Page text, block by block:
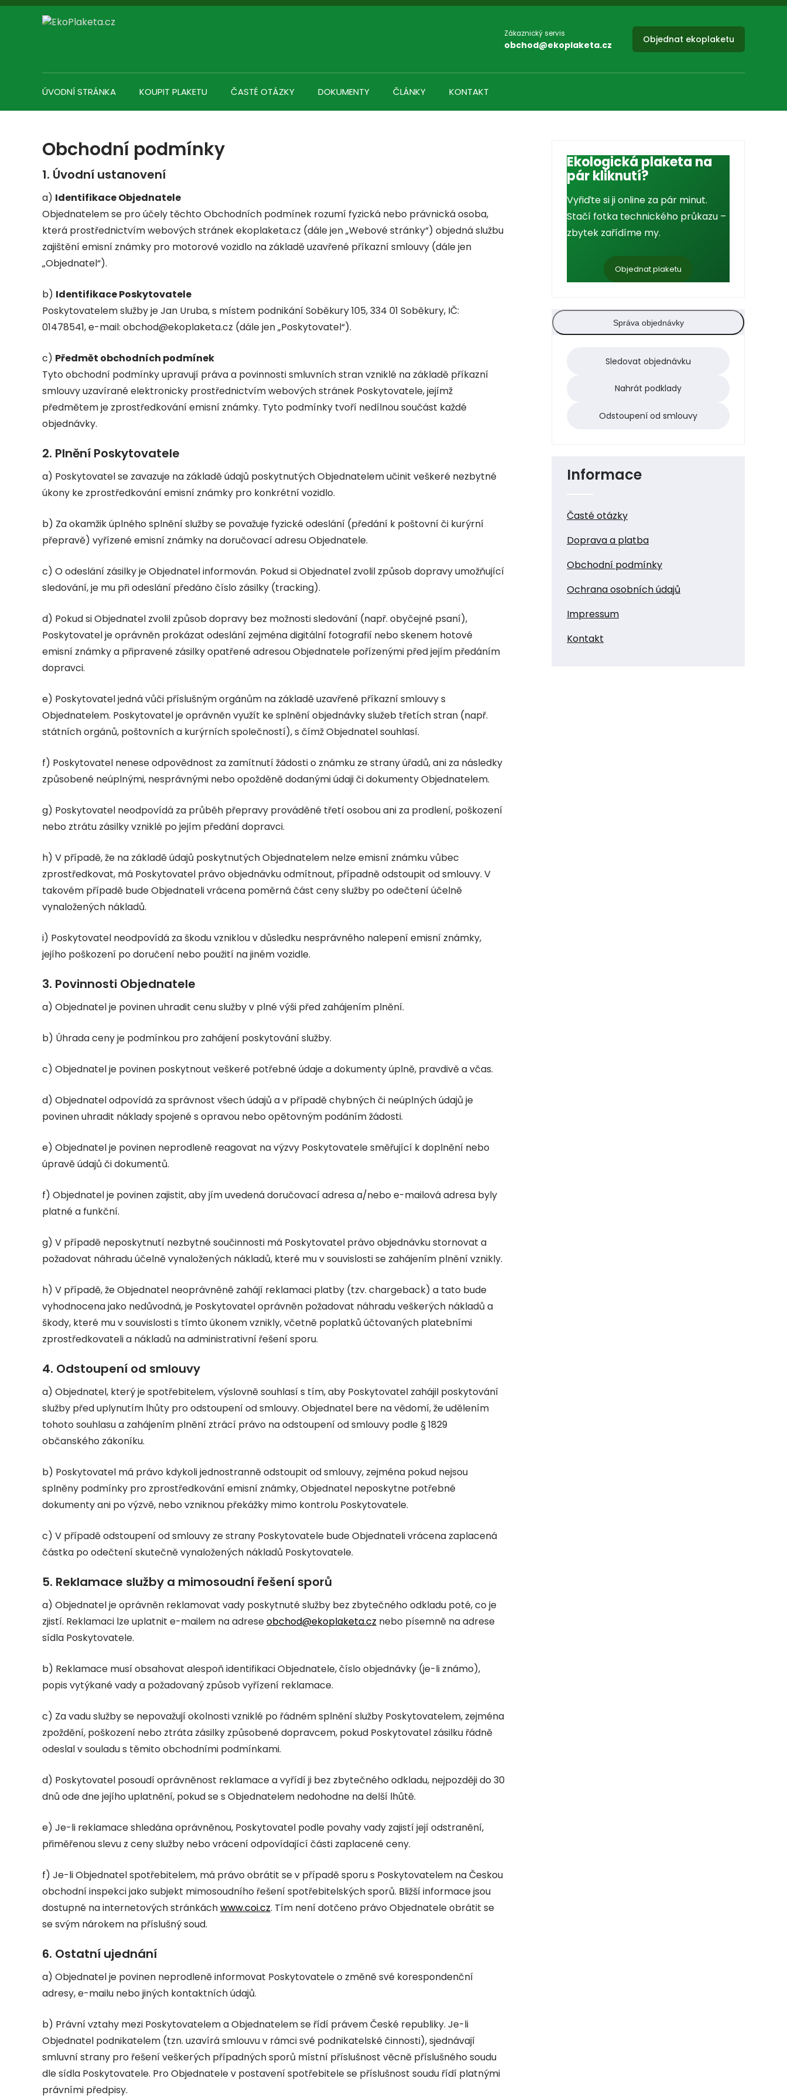
Skip
Objednat ekoplaketu
Zákaznický servis
obchod@ekoplaketa.cz
ÚVODNÍ STRÁNKA KOUPIT PLAKETU ČASTÉ OTÁZKY DOKUMENTY ČLÁNKY KONTAKT
Obchodní podmínky
1. Úvodní ustanovení
a) Identifikace Objednatele
Objednatelem se pro účely těchto Obchodních podmínek rozumí fyzická nebo právnická osoba,
která prostřednictvím webových stránek ekoplaketa.cz (dále jen „Webové stránky“) objedná službu
zajištění emisní známky pro motorové vozidlo na základě uzavřené příkazní smlouvy (dále jen
„Objednatel“).
b) Identifikace Poskytovatele
Poskytovatelem služby je Jan Uruba, s místem podnikání Soběkury 105, 334 01 Soběkury, IČ:
01478541, e-mail: obchod@ekoplaketa.cz (dále jen „Poskytovatel“).
c) Předmět obchodních podmínek
Tyto obchodní podmínky upravují práva a povinnosti smluvních stran vzniklé na základě příkazní
smlouvy uzavírané elektronicky prostřednictvím webových stránek Poskytovatele, jejímž
předmětem je zprostředkování emisní známky. Tyto podmínky tvoří nedílnou součást každé
objednávky.
2. Plnění Poskytovatele
a) Poskytovatel se zavazuje na základě údajů poskytnutých Objednatelem učinit veškeré nezbytné
úkony ke zprostředkování emisní známky pro konkrétní vozidlo.
b) Za okamžik úplného splnění služby se považuje fyzické odeslání (předání k poštovní či kurýrní
přepravě) vyřízené emisní známky na doručovací adresu Objednatele.
c) O odeslání zásilky je Objednatel informován. Pokud si Objednatel zvolil způsob dopravy umožňující
sledování, je mu při odeslání předáno číslo zásilky (tracking).
d) Pokud si Objednatel zvolil způsob dopravy bez možnosti sledování (např. obyčejné psaní),
Poskytovatel je oprávněn prokázat odeslání zejména digitální fotografií nebo skenem hotové
emisní známky a připravené zásilky opatřené adresou Objednatele pořízenými před jejím předáním
dopravci.
e) Poskytovatel jedná vůči příslušným orgánům na základě uzavřené příkazní smlouvy s
Objednatelem. Poskytovatel je oprávněn využít ke splnění objednávky služeb třetích stran (např.
státních orgánů, poštovních a kurýrních společností), s čímž Objednatel souhlasí.
f) Poskytovatel nenese odpovědnost za zamítnutí žádosti o známku ze strany úřadů, ani za následky
způsobené neúplnými, nesprávnými nebo opožděně dodanými údaji či dokumenty Objednatelem.
g) Poskytovatel neodpovídá za průběh přepravy prováděné třetí osobou ani za prodlení, poškození
nebo ztrátu zásilky vzniklé po jejím předání dopravci.
h) V případě, že na základě údajů poskytnutých Objednatelem nelze emisní známku vůbec
zprostředkovat, má Poskytovatel právo objednávku odmítnout, případně odstoupit od smlouvy. V
takovém případě bude Objednateli vrácena poměrná část ceny služby po odečtení účelně
vynaložených nákladů.
i) Poskytovatel neodpovídá za škodu vzniklou v důsledku nesprávného nalepení emisní známky,
jejího poškození po doručení nebo použití na jiném vozidle.
3. Povinnosti Objednatele
a) Objednatel je povinen uhradit cenu služby v plné výši před zahájením plnění.
b) Úhrada ceny je podmínkou pro zahájení poskytování služby.
c) Objednatel je povinen poskytnout veškeré potřebné údaje a dokumenty úplně, pravdivě a včas.
d) Objednatel odpovídá za správnost všech údajů a v případě chybných či neúplných údajů je
povinen uhradit náklady spojené s opravou nebo opětovným podáním žádosti.
e) Objednatel je povinen neprodleně reagovat na výzvy Poskytovatele směřující k doplnění nebo
úpravě údajů či dokumentů.
f) Objednatel je povinen zajistit, aby jím uvedená doručovací adresa a/nebo e-mailová adresa byly
platné a funkční.
g) V případě neposkytnutí nezbytné součinnosti má Poskytovatel právo objednávku stornovat a
požadovat náhradu účelně vynaložených nákladů, které mu v souvislosti se zahájením plnění vznikly.
h) V případě, že Objednatel neoprávněně zahájí reklamaci platby (tzv. chargeback) a tato bude
vyhodnocena jako nedůvodná, je Poskytovatel oprávněn požadovat náhradu veškerých nákladů a
škody, které mu v souvislosti s tímto úkonem vznikly, včetně poplatků účtovaných platebními
zprostředkovateli a nákladů na administrativní řešení sporu.
4. Odstoupení od smlouvy
a) Objednatel, který je spotřebitelem, výslovně souhlasí s tím, aby Poskytovatel zahájil poskytování
služby před uplynutím lhůty pro odstoupení od smlouvy. Objednatel bere na vědomí, že udělením
tohoto souhlasu a zahájením plnění ztrácí právo na odstoupení od smlouvy podle § 1829
občanského zákoníku.
b) Poskytovatel má právo kdykoli jednostranně odstoupit od smlouvy, zejména pokud nejsou
splněny podmínky pro zprostředkování emisní známky, Objednatel neposkytne potřebné
dokumenty ani po výzvě, nebo vzniknou překážky mimo kontrolu Poskytovatele.
c) V případě odstoupení od smlouvy ze strany Poskytovatele bude Objednateli vrácena zaplacená
částka po odečtení skutečně vynaložených nákladů Poskytovatele.
5. Reklamace služby a mimosoudní řešení sporů
a) Objednatel je oprávněn reklamovat vady poskytnuté služby bez zbytečného odkladu poté, co je
zjistí. Reklamaci lze uplatnit e-mailem na adreseobchod@ekoplaketa.cz nebo písemně na adrese
sídla Poskytovatele.
b) Reklamace musí obsahovat alespoň identifikaci Objednatele, číslo objednávky (je-li známo),
popis vytýkané vady a požadovaný způsob vyřízení reklamace.
c) Za vadu služby se nepovažují okolnosti vzniklé po řádném splnění služby Poskytovatelem, zejména
zpoždění, poškození nebo ztráta zásilky způsobené dopravcem, pokud Poskytovatel zásilku řádně
odeslal v souladu s těmito obchodními podmínkami.
d) Poskytovatel posoudí oprávněnost reklamace a vyřídí ji bez zbytečného odkladu, nejpozději do 30
dnů ode dne jejího uplatnění, pokud se s Objednatelem nedohodne na delší lhůtě.
e) Je-li reklamace shledána oprávněnou, Poskytovatel podle povahy vady zajistí její odstranění,
přiměřenou slevu z ceny služby nebo vrácení odpovídající části zaplacené ceny.
f) Je-li Objednatel spotřebitelem, má právo obrátit se v případě sporu s Poskytovatelem na Českou
obchodní inspekci jako subjekt mimosoudního řešení spotřebitelských sporů. Bližší informace jsou
dostupné na internetových stránkáchwww.coi.cz. Tím není dotčeno právo Objednatele obrátit se
se svým nárokem na příslušný soud.
6. Ostatní ujednání
a) Objednatel je povinen neprodleně informovat Poskytovatele o změně své korespondenční
adresy, e-mailu nebo jiných kontaktních údajů.
b) Právní vztahy mezi Poskytovatelem a Objednatelem se řídí právem České republiky. Je-li
Objednatel podnikatelem (tzn. uzavírá smlouvu v rámci své podnikatelské činnosti), sjednávají
smluvní strany pro řešení veškerých případných sporů místní příslušnost věcně příslušného soudu
dle sídla Poskytovatele. Pro Objednatele v postavení spotřebitele se příslušnost soudu řídí platnými
právními předpisy.
Ekologická plaketa na
pár kliknutí?
Vyřiďte si ji online za pár minut.
Stačí fotka technického průkazu –
zbytek zařídíme my.
Objednat plaketu
Správa objednávky
Sledovat objednávku
Nahrát podklady
Odstoupení od smlouvy
Informace
Časté otázky
Doprava a platba
Obchodní podmínky
Ochrana osobních údajů
Impressum
Kontakt